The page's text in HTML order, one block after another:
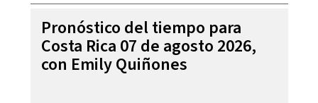
Pronóstico del tiempo para
Costa Rica 07 de agosto 2026,
con Emily Quiñones